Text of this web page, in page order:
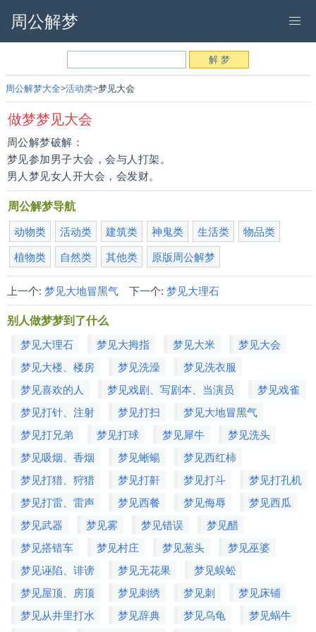
周公解梦
周公解梦大全 活动类 梦见大会
做梦梦见大会
周公解梦破解：
梦见参加男子大会，会与人打架。
男人梦见女人开大会，会发财。
周公解梦导航
动物类 活动类 建筑类 神鬼类 生活类
物品类
植物类
自然类 其他类 原版周公解梦
上一个: 梦见大地冒黑气下一个: 梦见大理石
别人做梦梦到了什么
梦见大理石 梦见大拇指 梦见大米
梦见大会
梦见大楼、楼房
梦见洗澡
梦见洗衣服
梦见喜欢的人
梦见戏剧、写剧本、当演员
梦见戏雀
梦见打针、注射
梦见打扫
梦见大地冒黑气
梦见打兄弟
梦见打球 梦见犀牛
梦见洗头
梦见吸烟、香烟
梦见蜥蝪
梦见西红柿
梦见打猎、狩猎
梦见打鼾 梦见打斗
梦见打孔机
梦见打雷、雷声
梦见西餐 梦见侮辱
梦见西瓜
梦见武器
梦见雾 梦见错误
梦见醋
梦见搭错车
梦见村庄 梦见葱头
梦见巫婆
梦见诬陷、诽谤
梦见无花果
梦见蜈蚣
梦见屋顶、房顶
梦见刺绣 梦见刺
梦见床铺
梦见从井里打水
梦见辞典 梦见乌龟
梦见蜗牛